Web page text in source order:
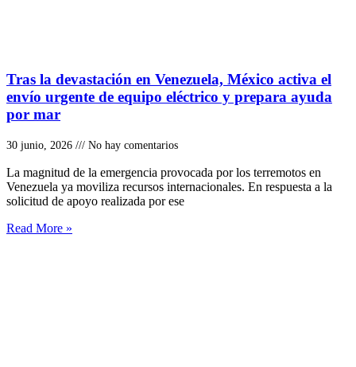
Tras la devastación en Venezuela, México activa el
envío urgente de equipo eléctrico y prepara ayuda
por mar
30 junio, 2026 No hay comentarios
La magnitud de la emergencia provocada por los terremotos en
Venezuela ya moviliza recursos internacionales. En respuesta a la
solicitud de apoyo realizada por ese
Read More »